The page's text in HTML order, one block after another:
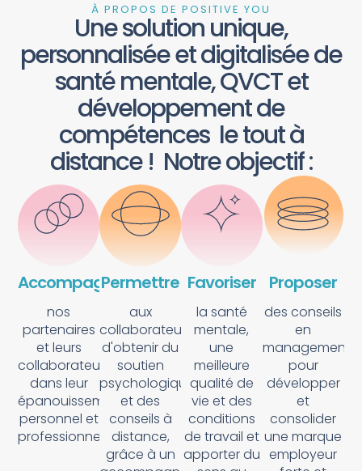
À PROPOS DE POSITIVE YOU
Une solution unique,
personnalisée et digitalisée de
santé mentale, QVCT et
développement de
compétences le tout à
distance ! Notre objectif :
Accompagner
nos
partenaires
et leurs
collaborateurs
dans leur
épanouissement
personnel et
professionnel
Permettre
aux
collaborateurs
d'obtenir du
soutien
psychologique
et des
conseils à
distance,
grâce à un
Favoriser
la santé
mentale,
une
meilleure
qualité de
vie et des
conditions
de travail et
apporter du
Proposer
des conseils
en
management
pour
développer
et
consolider
une marque
employeur